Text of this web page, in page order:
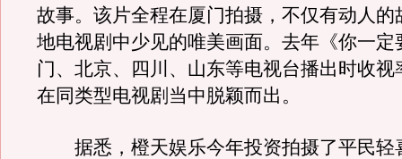
故事。该片全程在厦门拍摄，不仅有动人的
地电视剧中少见的唯美画面。去年《你一定
门、北京、四川、山东等电视台播出时收视
在同类型电视剧当中脱颖而出。
据悉，橙天娱乐今年投资拍摄了平民轻